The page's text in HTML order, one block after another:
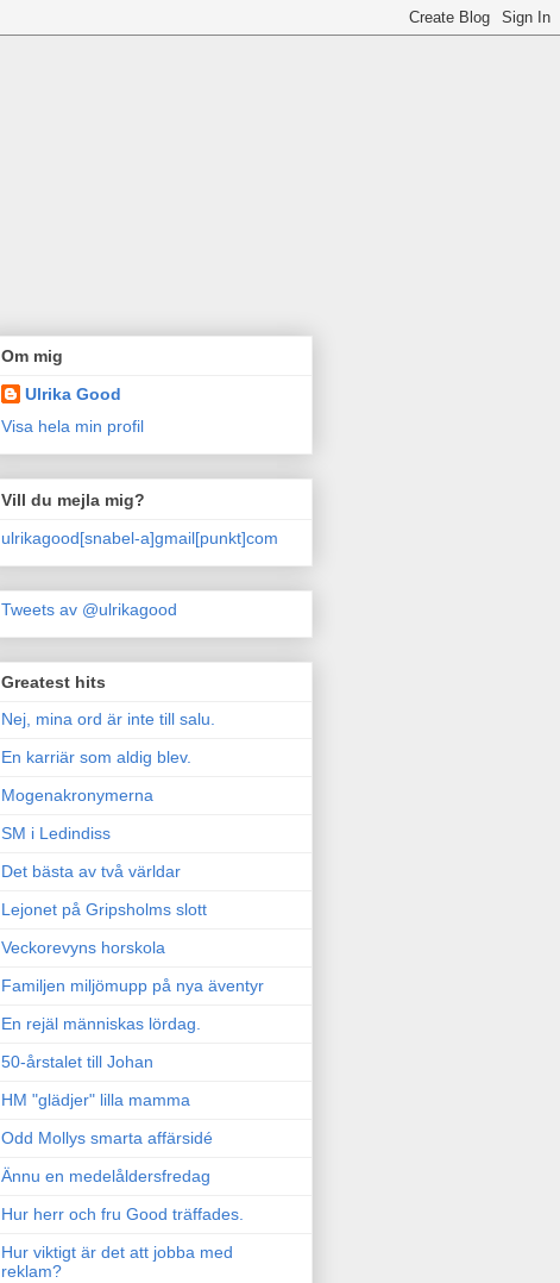
Om mig
Ulrika Good
Visa hela min profil
Vill du mejla mig?
ulrikagood[snabel-a]gmail[punkt]com
Tweets av @ulrikagood
Greatest hits
Nej, mina ord är inte till salu.
En karriär som aldig blev.
Mogenakronymerna
SM i Ledindiss
Det bästa av två världar
Lejonet på Gripsholms slott
Veckorevyns horskola
Familjen miljömupp på nya äventyr
En rejäl människas lördag.
50-årstalet till Johan
HM "glädjer" lilla mamma
Odd Mollys smarta affärsidé
Ännu en medelåldersfredag
Hur herr och fru Good träffades.
Hur viktigt är det att jobba med
reklam?